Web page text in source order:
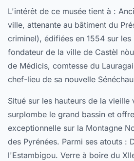
L'intérêt de ce musée tient à :
ville, attenante au bâtiment du
criminel), édifiées en 1554 sur les
fondateur de la ville de Castèl
de Médicis, comtesse du
chef-lieu de sa nouvelle
Situé sur les hauteurs de la
surplombe le grand bassin et
exceptionnelle sur la Montagne
des Pyrénées. Parmi ses atouts :
l'Estambigou. Verre à boire du